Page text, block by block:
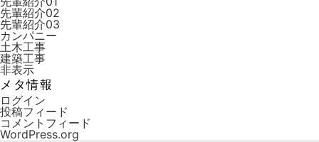
先輩紹介02
先輩紹介03
カンパニー
土木工事
建築工事
非表示
メタ情報
ログイン
投稿フィード
コメントフィード
WordPress.org